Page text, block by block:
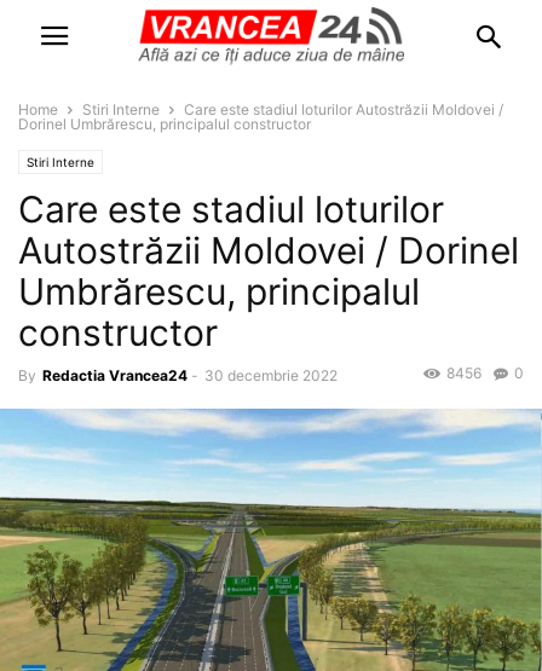
Home Stiri Interne
Care este stadiul loturilor Autostrăzii Moldovei /
Dorinel Umbrărescu, principalul constructor
Stiri Interne
Care este stadiul loturilor
Autostrăzii Moldovei / Dorinel
Umbrărescu, principalul
constructor
By Redactia Vrancea24 - 30 decembrie 2022 0
8456